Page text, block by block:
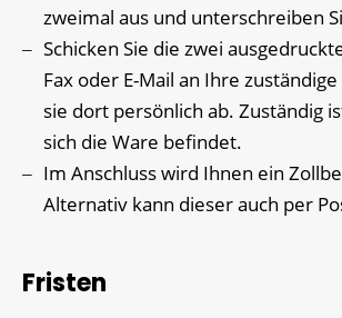
zweimal aus und unterschreiben
Schicken Sie die zwei
Fax oder E-Mail an Ihre
sie dort persönlich ab. Zuständig
sich die Ware befindet.
Im Anschluss wird Ihnen ein
Alternativ kann dieser auch per
Fristen